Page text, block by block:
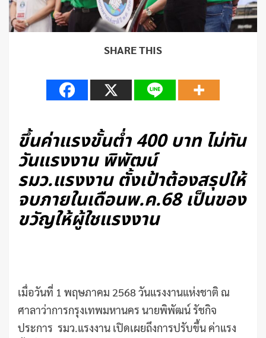
SHARE THIS
ขึ้นค่าแรงขั้นต่ำ 400 บาท ไม่ทัน
วันแรงงาน พิพัฒน์
รมว.แรงงาน ตั้งเป้าต้องสรุปให้
จบภายในเดือนพ.ค.68 เป็นของ
ขวัญให้ผู้ใชแรงงาน
เมื่อวันที่ 1 พฤษภาคม 2568 วันแรงงานแห่งชาติ ณ
ศาลาว่าการกรุงเทพมหานคร นายพิพัฒน์ รัชกิจ
ประการ รมว.แรงงาน เปิดเผยถึงการปรับขึ้น ค่าแรง